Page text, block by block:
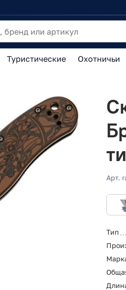
Туристические Охотничьи
Арт.
Тип